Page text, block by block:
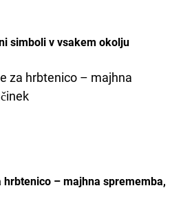
simboli v vsakem okolju
hrbtenico – majhna sprememba,